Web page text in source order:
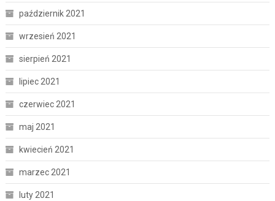
październik 2021
wrzesień 2021
sierpień 2021
lipiec 2021
czerwiec 2021
maj 2021
kwiecień 2021
marzec 2021
luty 2021